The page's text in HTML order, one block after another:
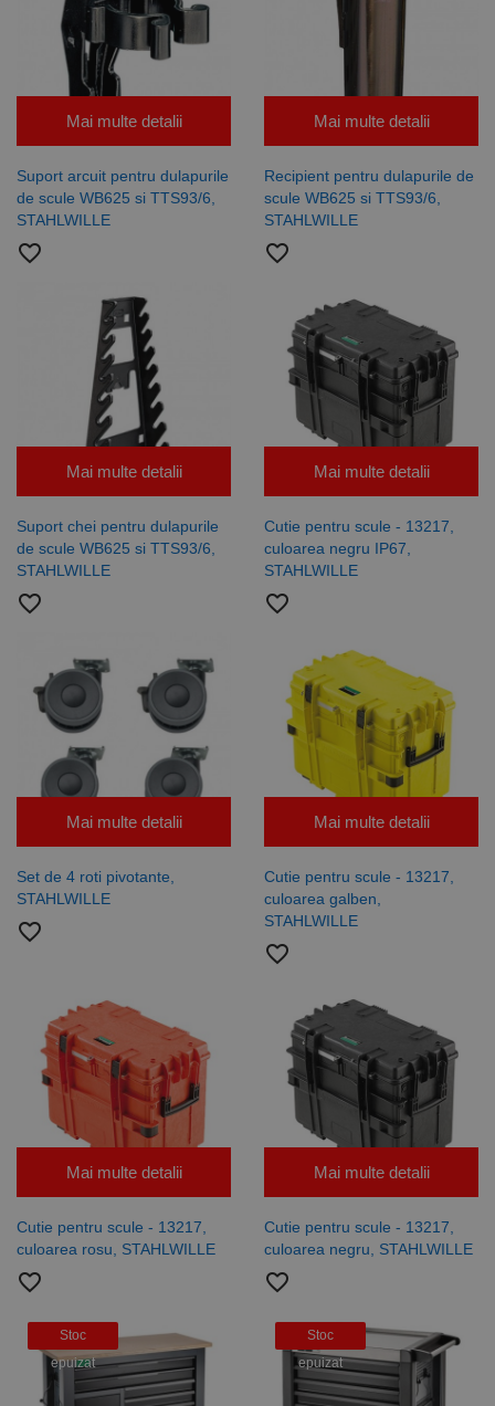
Mai multe detalii
Suport arcuit pentru dulapurile
de scule WB625 si TTS93/6,
STAHLWILLE
favorite_border
Mai multe detalii
Recipient pentru dulapurile de
scule WB625 si TTS93/6,
STAHLWILLE
favorite_border
Mai multe detalii
Suport chei pentru dulapurile
de scule WB625 si TTS93/6,
STAHLWILLE
favorite_border
Mai multe detalii
Cutie pentru scule - 13217,
culoarea negru IP67,
STAHLWILLE
favorite_border
Mai multe detalii
Set de 4 roti pivotante,
STAHLWILLE
favorite_border
Mai multe detalii
Cutie pentru scule - 13217,
culoarea galben,
STAHLWILLE
favorite_border
Mai multe detalii
Cutie pentru scule - 13217,
culoarea rosu, STAHLWILLE
favorite_border
Mai multe detalii
Cutie pentru scule - 13217,
culoarea negru, STAHLWILLE
favorite_border
Stoc
epuizat
Stoc
epuizat